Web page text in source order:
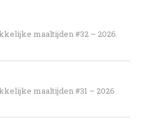
maaltijden #32 – 2026
maaltijden #31 – 2026